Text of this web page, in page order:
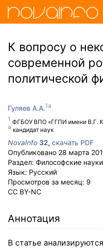
К вопросу о
современной
политической
Гуляев А.А.
ФГБОУ ВПО «ГГПИ имени В.Г.
кандидат наук
NovaInfo 32, скачать PDF
Опубликовано 28 марта
Раздел: Философские науки
Язык: Русский
Просмотров за месяц: 9
CC BY-NC
Аннотация
В статье